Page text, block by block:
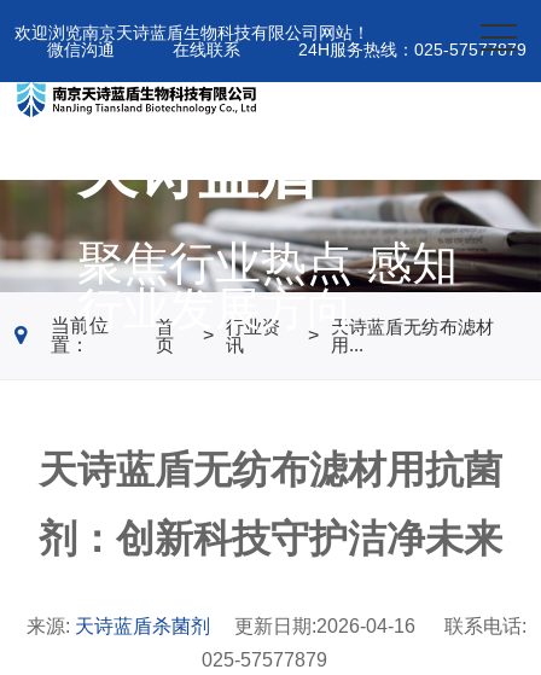
欢迎浏览南京天诗蓝盾生物科技有限公司网站！
微信沟通
在线联系 24H服务热线：025-57577879
天诗蓝盾
聚焦行业热点 感知
行业发展方向
当前位
置：
首
页
>
行业资
讯
>
天诗蓝盾无纺布滤材
用...
天诗蓝盾无纺布滤材用抗菌
剂：创新科技守护洁净未来
来源: 天诗蓝盾杀菌剂 更新日期:2026-04-16
联系电话:
025-57577879